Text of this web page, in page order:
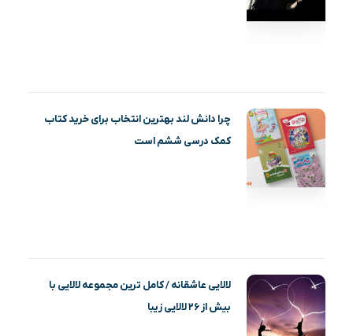
چرا دانش لند بهترین انتخاب برای خرید کتاب
کمک درسی ششم است
لالایی عاشقانه / کامل ترین مجموعه لالایی با
بیش از ۲۶ لالایی زیبا